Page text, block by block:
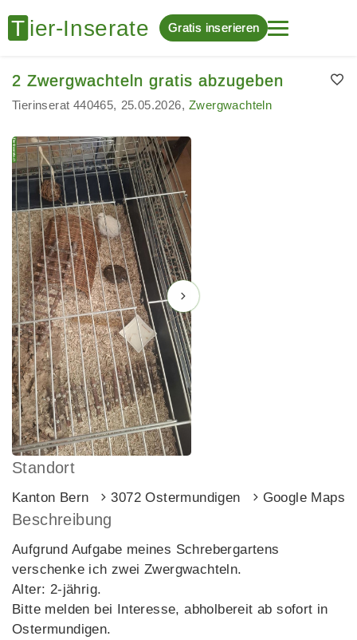
Gratis inserieren
2 Zwergwachteln gratis abzugeben
Tierinserat 440465 25.05.2026 Zwergwachteln
Standort
Kanton Bern 3072 Ostermundigen Google Maps
Beschreibung
Aufgrund Aufgabe meines Schrebergartens
verschenke ich zwei Zwergwachteln.
Alter: 2-jährig.
Bitte melden bei Interesse, abholbereit ab sofort in
Ostermundigen.